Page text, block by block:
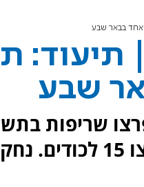
בבאר שבע
תיעוד:
שבע
שריפות